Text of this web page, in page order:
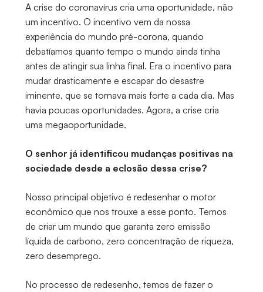
A crise do coronavírus cria uma oportunidade, não
um incentivo. O incentivo vem da nossa
experiência do mundo pré-corona, quando
debatíamos quanto tempo o mundo ainda tinha
antes de atingir sua linha final. Era o incentivo para
mudar drasticamente e escapar do desastre
iminente, que se tornava mais forte a cada dia. Mas
havia poucas oportunidades. Agora, a crise cria
uma megaoportunidade.
O senhor já identificou mudanças positivas na
sociedade desde a eclosão dessa crise?
Nosso principal objetivo é redesenhar o motor
econômico que nos trouxe a esse ponto. Temos
de criar um mundo que garanta zero emissão
líquida de carbono, zero concentração de riqueza,
zero desemprego.
No processo de redesenho, temos de fazer o